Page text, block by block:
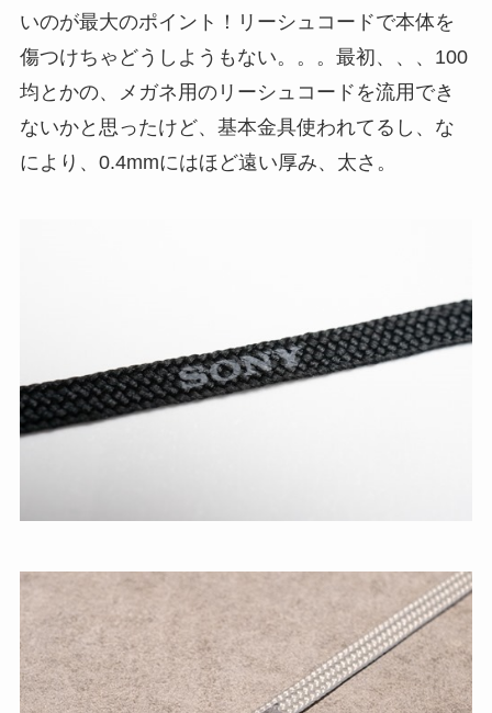
いのが最大のポイント！リーシュコードで本体を
傷つけちゃどうしようもない。。。最初、、、100
均とかの、メガネ用のリーシュコードを流用でき
ないかと思ったけど、基本金具使われてるし、な
により、0.4mmにはほど遠い厚み、太さ。